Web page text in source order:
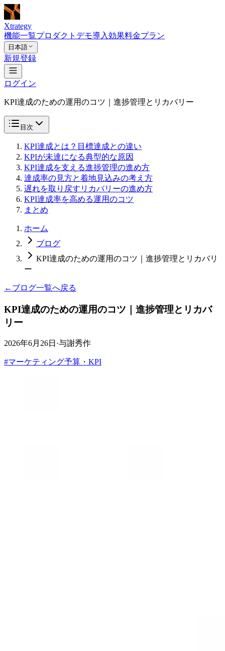
Xtrategy
機能一覧プロダクトデモ導入効果料金プラン
日本語
新規登録
ログイン
KPI達成のための運用のコツ｜進捗管理とリカバリー
目次
KPI達成とは？目標達成との違い
KPIが未達になる典型的な原因
KPI達成を支える進捗管理の進め方
達成率の見方と着地見込みの考え方
遅れを取り戻すリカバリーの進め方
KPI達成率を高める運用のコツ
まとめ
ホーム
ブログ
KPI達成のための運用のコツ｜進捗管理とリカバリ
ー
← ブログ一覧へ戻る
KPI達成のための運用のコツ｜進捗管理とリカバ
リー
2026年6月26日 ·与謝秀作
#マーケティング予算・KPI